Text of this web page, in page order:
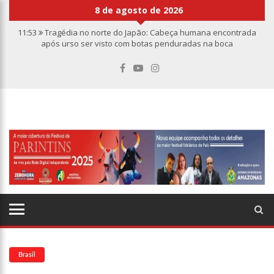
8 de agosto de 2026
11:53
Tragédia no norte do Japão: Cabeça humana encontrada
após urso ser visto com botas penduradas na boca
esquartejada em Manaus; relembre os fatos
10:32 Rússia destrói grandes depósitos de armas da OTAN na
Ucrânia
10:26
Estado Unidos estão furiosos com o retorno da Síria ao
mundo árabe e ameaçam aliados
10:11 Homem é executado a tiros dentro da própria residência em
10:00 Linha Direta exibe vídeo com o corpo do menino Henry Borel
15:34
Brasil